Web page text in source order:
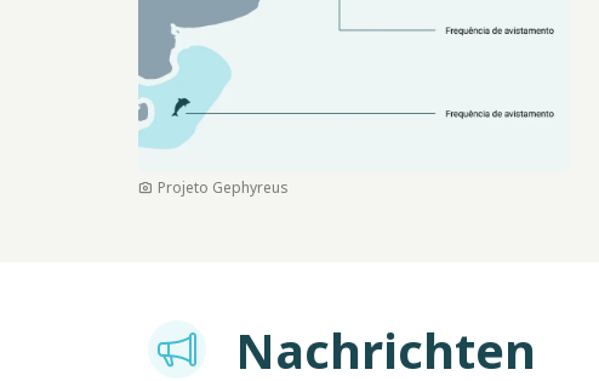
Projeto Gephyreus
Imagem Nachrichten